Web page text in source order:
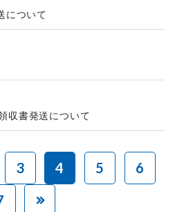
について
収書発送について
3 4 5
6